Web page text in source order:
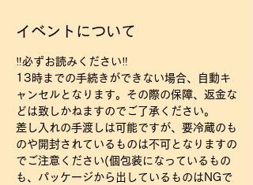
イベントについて
‼必ずお読みください‼
13時までの手続きができない場合、自動キ
ャンセルとなります。その際の保障、返金な
どは致しかねますのでご了承ください。
差し入れの手渡しは可能ですが、要冷蔵のも
のや開封されているものは不可となりますの
でご注意ください(個包装になっているもの
も、パッケージから出しているものはNGで